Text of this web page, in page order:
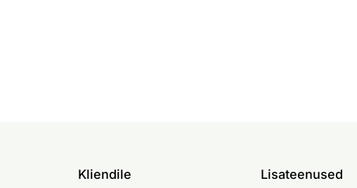
Kliendile Lisateenused